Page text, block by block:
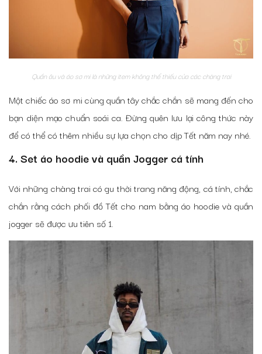
Quần âu và áo sơ mi là những item không thể thiếu của các chàng trai
Một chiếc áo sơ mi cùng quần tây chắc chắn sẽ mang đến cho
bạn diện mạo chuẩn soái ca. Đừng quên lưu lại công thức này
để có thể có thêm nhiều sự lựa chọn cho dịp Tết năm nay nhé.
4. Set áo hoodie và quần Jogger cá tính
Với những chàng trai có gu thời trang năng động, cá tính, chắc
chắn rằng cách phối đồ Tết cho nam bằng áo hoodie và quần
jogger sẽ được ưu tiên số 1.